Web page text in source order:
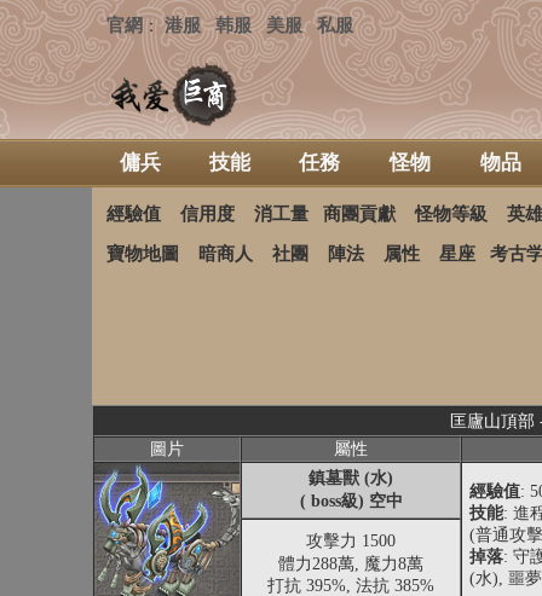
官網 ：港服 韩服 美服 私服
傭兵 技能 任務 怪物 物品
經驗值 信用度 消工量 商團貢獻 怪物等級 英
寶物地圖 暗商人 社團 陣法 属性 星座 考古
匡廬山頂
圖片
屬性
鎮墓獸 (水)
( boss級) 空中
經驗值:
技能: 進
(普通攻
掉落: 守
(水), 噩
攻擊力 1500
體力288萬, 魔力8萬
打抗 395%, 法抗 385%